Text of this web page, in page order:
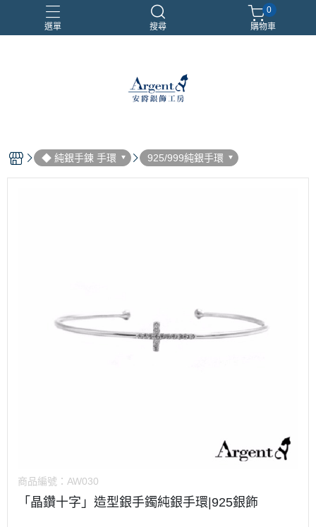
選單 搜尋
扁鍊 照片項鍊
0
購物車
◆ 純銀手鍊 手環 925/999純銀手環
商品編號： AW030
「晶鑽十字」造型銀手鐲純銀手環|925銀飾